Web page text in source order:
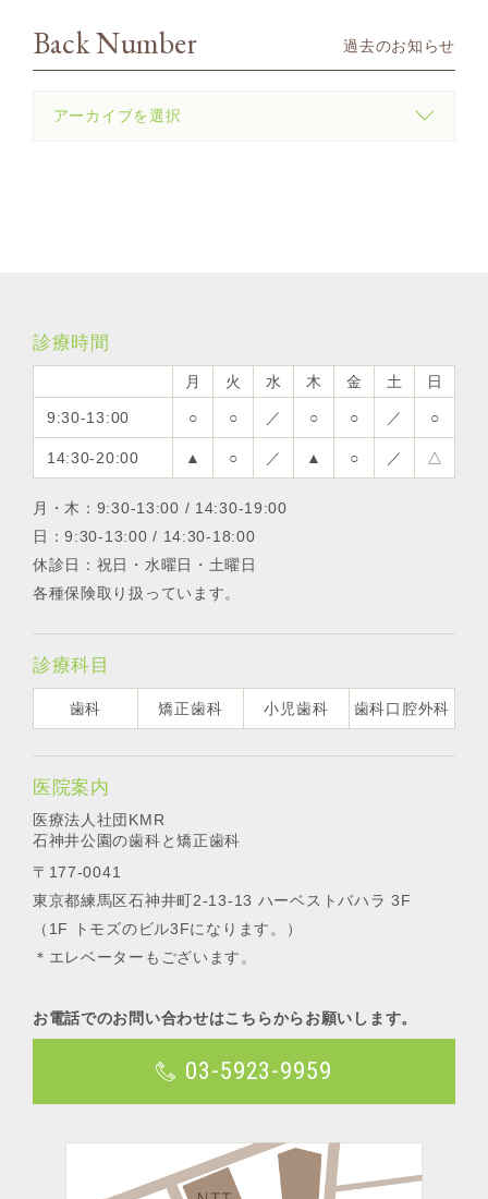
Back Number 過去のお知らせ
診療時間
月 火 水 木 金 土 日
9:30-13:00 ○ ○ ／ ○ ○ ／ ○
14:30-20:00 ▲ ○ ／ ▲ ○ ／ △
月・木：9:30-13:00 / 14:30-19:00
日：9:30-13:00 / 14:30-18:00
休診日：祝日・水曜日・土曜日
各種保険取り扱っています。
診療科目
歯科 矯正歯科 小児歯科 歯科口腔外科
医院案内
医療法人社団KMR
石神井公園の歯科と矯正歯科
〒177-0041
東京都練馬区石神井町2-13-13 ハーベストバハラ 3F
（1F トモズのビル3Fになります。）
＊エレベーターもございます。
お電話でのお問い合わせはこちらからお願いします。
03-5923-9959